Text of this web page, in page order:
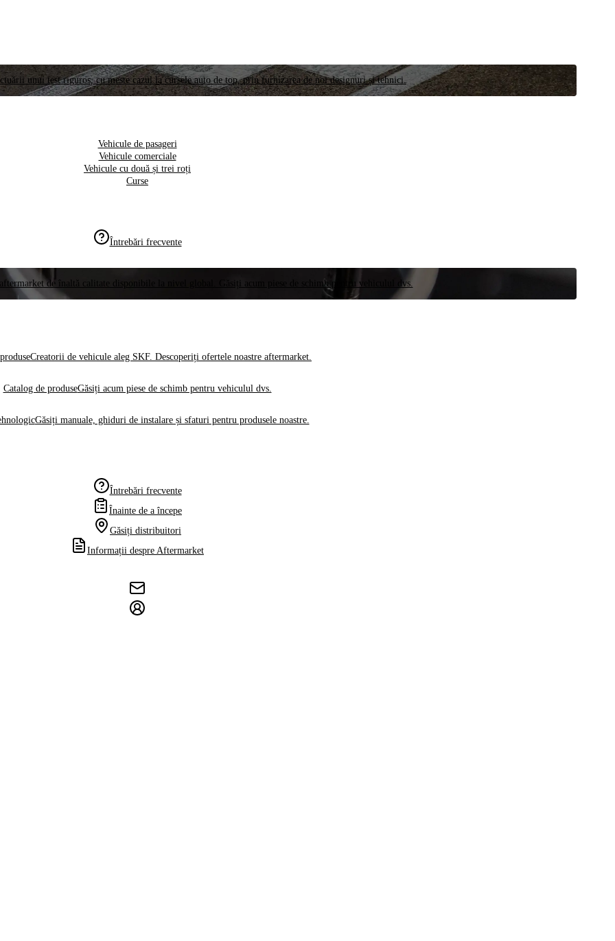
unui test riguros, cu meste cazul la cursele auto de top, prin furnizarea de noi designuri și tehnici.
Vehicule de pasageri
Vehicule comerciale
Vehicule cu două și trei roți
Curse
Întrebări frecvente
de înaltă calitate disponibile la nivel global. Găsiți acum piese de schimb pentru vehiculul dvs.
Creatorii de vehicule aleg SKF. Descoperiți ofertele noastre aftermarket.
Catalog de produseGăsiți acum piese de schimb pentru vehiculul dvs.
Găsiți manuale, ghiduri de instalare și sfaturi pentru produsele noastre.
Întrebări frecvente
Înainte de a începe
Găsiți distribuitori
Informații despre Aftermarket